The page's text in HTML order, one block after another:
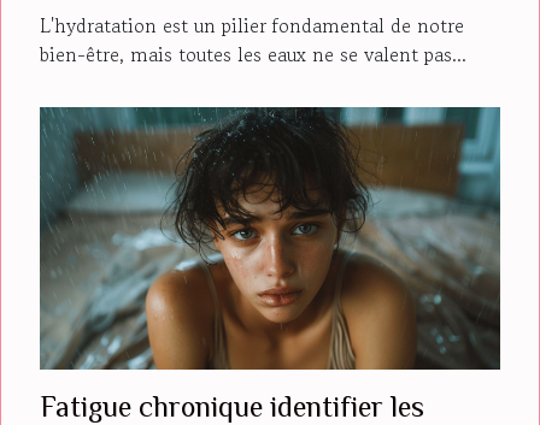
alliée santé
L'hydratation est un pilier fondamental de notre
bien-être, mais toutes les eaux ne se valent pas...
Fatigue chronique identifier les